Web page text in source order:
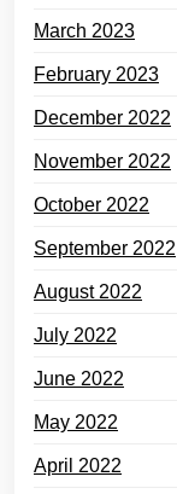
March 2023
February 2023
December 2022
November 2022
October 2022
September 2022
August 2022
July 2022
June 2022
May 2022
April 2022